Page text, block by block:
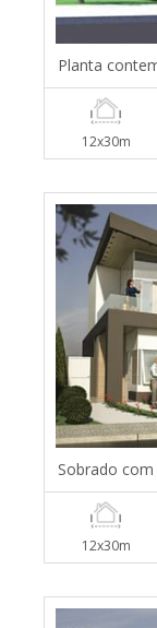
Planta
12x30m
Sobrado
12x30m